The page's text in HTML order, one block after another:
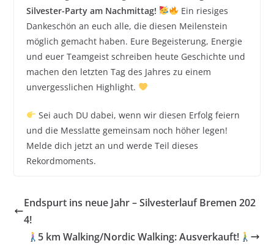
Silvester-Party am Nachmittag!
Ein riesiges
Dankeschön an euch alle, die diesen Meilenstein
möglich gemacht haben. Eure Begeisterung, Energie
und euer Teamgeist schreiben heute Geschichte und
machen den letzten Tag des Jahres zu einem
unvergesslichen Highlight.
Sei auch DU dabei, wenn wir diesen Erfolg feiern
und die Messlatte gemeinsam noch höher legen!
Melde dich jetzt an und werde Teil dieses
Rekordmoments.
Endspurt ins neue Jahr – Silvesterlauf Bremen 202
4!
5 km Walking/Nordic Walking: Ausverkauft!